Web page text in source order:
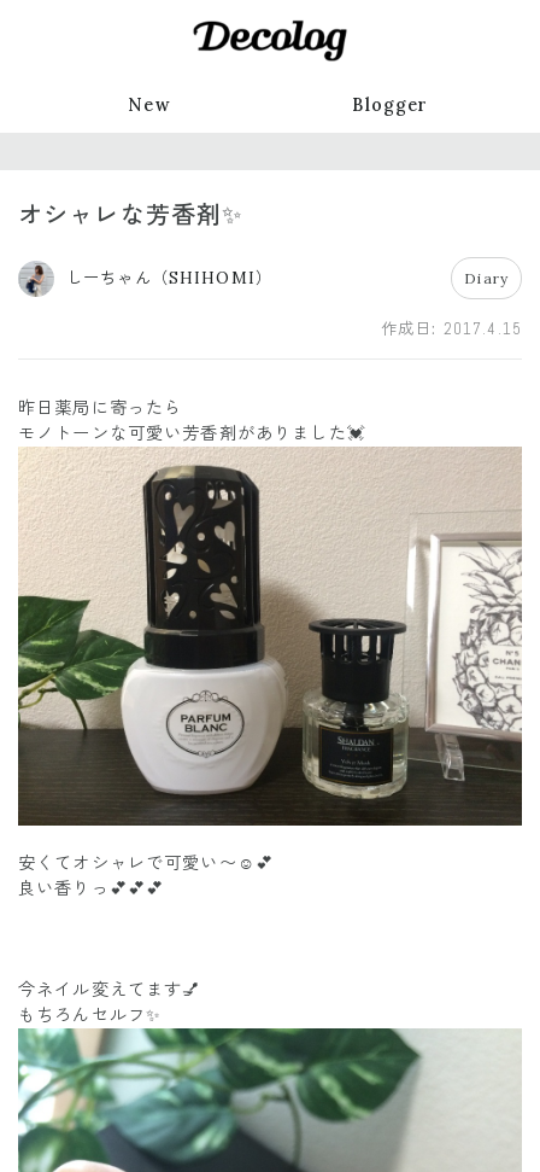
New Blogger
オシャレな芳香剤✨
しーちゃん（SHIHOMI） Diary
作成日: 2017.4.15
昨日薬局に寄ったら
モノトーンな可愛い芳香剤がありました💓
安くてオシャレで可愛い〜☺️💕
良い香りっ💕💕💕
今ネイル変えてます💅
もちろんセルフ✨